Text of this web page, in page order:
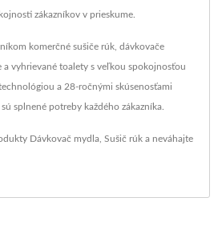
zákazníkov v prieskume.
komerčné sušiče rúk, dávkovače
a vyhrievané toalety s veľkou spokojnosťou
a 28-ročnými skúsenosťami
splnené potreby každého zákazníka.
Dávkovač mydla Sušič rúk a neváhajte